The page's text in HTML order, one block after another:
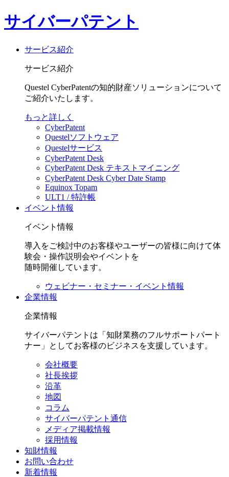
サイバーパテント
サービス紹介
サービス紹介
Questel CyberPatentの知的財産ソリューションについて
ご紹介いたします。
もっと詳しく
CyberPatent
Questelソフトウェア
Questelサービス
CyberPatent Desk
CyberPatent Desk テキストマイニング
CyberPatent Desk Cyber Date Stamp
Equinox Topam
ULT1 / 特許帳
イベント情報
イベント情報
導入をご検討中のお客様やユーザーの皆様に向けて体
験会・操作説明会やイベントを
随時開催しています。
ウェビナー・セミナー・イベント情報
企業情報
企業情報
サイバーパテントは「知財業務のフルサポートパート
ナー」としてお客様のビジネスを支援しています。
会社概要
社長挨拶
沿革
地図
コラム
サイバーパテント通信
メディア掲載情報
採用情報
知財情報
お問い合わせ
新着情報